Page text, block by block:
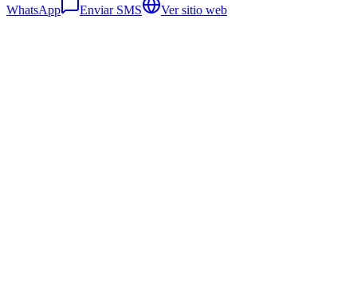
WhatsApp Enviar SMS Ver sitio web